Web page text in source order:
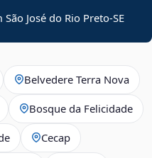
São José do Rio Preto-SE
Belvedere Terra Nova
Bosque da Felicidade
Cecap